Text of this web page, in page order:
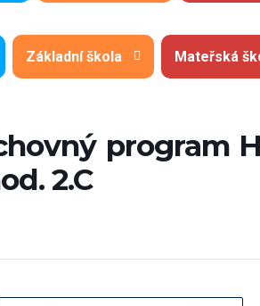
Základní škola Mateřská
program
2.C